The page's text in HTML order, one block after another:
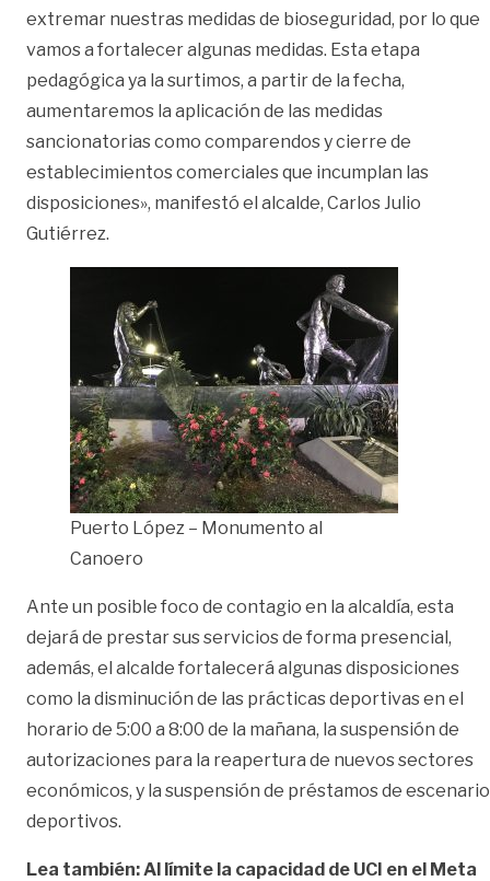
extremar nuestras medidas de bioseguridad, por lo que
vamos a fortalecer algunas medidas. Esta etapa
pedagógica ya la surtimos, a partir de la fecha,
aumentaremos la aplicación de las medidas
sancionatorias como comparendos y cierre de
establecimientos comerciales que incumplan las
disposiciones», manifestó el alcalde, Carlos Julio
Gutiérrez.
Puerto López – Monumento al
Canoero
Ante un posible foco de contagio en la alcaldía, esta
dejará de prestar sus servicios de forma presencial,
además, el alcalde fortalecerá algunas disposiciones
como la disminución de las prácticas deportivas en el
horario de 5:00 a 8:00 de la mañana, la suspensión de
autorizaciones para la reapertura de nuevos sectores
económicos, y la suspensión de préstamos de
deportivos.
Lea también: Al límite la capacidad de UCI en el Meta